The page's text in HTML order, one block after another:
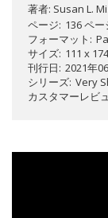
著者: Susan L.
ページ 136 ペー
フォーマット
サイズ 111 x
刊行日 2021年
シリーズ Very
カスタマーレビ